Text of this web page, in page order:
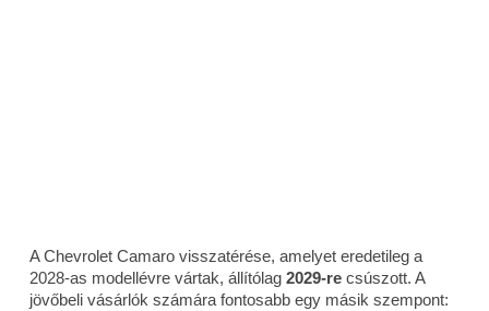
A Chevrolet Camaro visszatérése, amelyet eredetileg a
2028-as modellévre vártak, állítólag 2029-re csúszott. A
jövőbeli vásárlók számára fontosabb egy másik szempont: